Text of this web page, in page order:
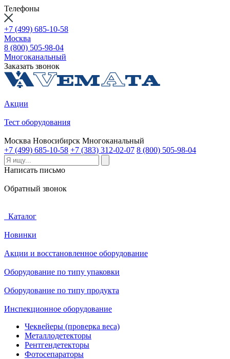
Телефоны
+7 (499) 685-10-58
Москва
8 (800) 505-98-04
Многоканальный
Заказать звонок
Акции
Тест оборудования
Москва Новосибирск Многоканальный
+7 (499) 685-10-58 +7 (383) 312-02-07 8 (800) 505-98-04
Написать письмо
Обратный звонок
Каталог
Новинки
Акции и восстановленное оборудование
Оборудование по типу упаковки
Оборудование по типу продукта
Инспекционное оборудование
Чеквейеры (проверка веса)
Металлодетекторы
Рентгендетекторы
Фотосепараторы